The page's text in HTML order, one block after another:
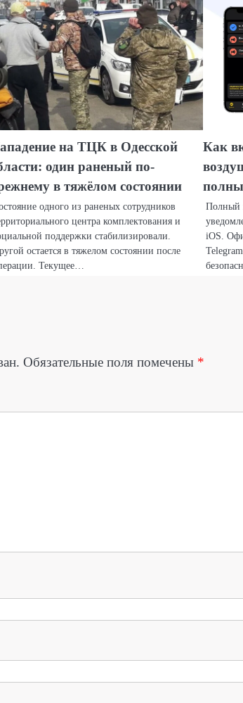
на ТЦК в Одесской
один раненый по-
в тяжёлом состоянии
одного из раненых сотрудников
центра комплектования и
поддержки стабилизировали.
остается в тяжелом состоянии после
Текущее…
Как
Полный
iOS.
Обязательные поля помечены *